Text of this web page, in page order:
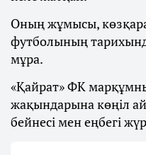
Оның жұмысы,
футболының
мұра.
«Қайрат» ФК
жақындарына көңіл
бейнесі мен еңбегі